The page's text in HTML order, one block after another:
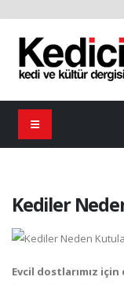
Kediler
Evcil dostlarımız